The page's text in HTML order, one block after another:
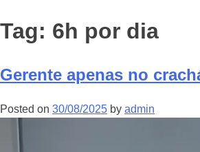
Tag: 6h por dia
Gerente apenas no
Posted on 30/08/2025 by admin